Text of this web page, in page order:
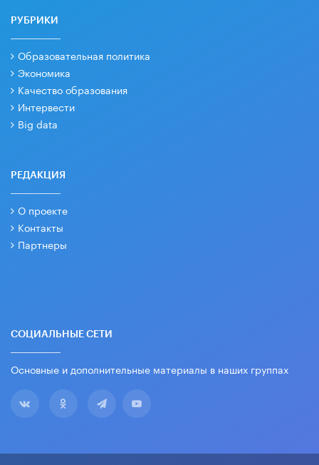
РУБРИКИ
Образовательная политика
Экономика
Качество образования
Интервести
Big data
РЕДАКЦИЯ
О проекте
Контакты
Партнеры
СОЦИАЛЬНЫЕ СЕТИ
Основные и дополнительные материалы в наших группах